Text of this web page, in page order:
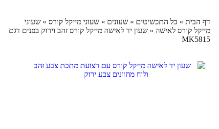
»כל התכשיטים»שעונים»שעוני מייקל קורס»שעוני
קורס לאישה»שעון יד לאישה מייקל קורס זהב וירוק בפנים דגם